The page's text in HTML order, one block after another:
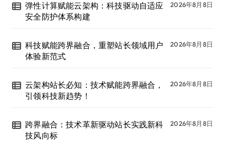
弹性计算赋能云架构：科技驱动自适应
安全防护体系构建
2026年8月8日
科技赋能跨界融合，重塑站长领域用户
体验新范式
2026年8月8日
云架构站长必知：技术赋能跨界融合，
引领科技新趋势！
2026年8月8日
跨界融合：技术革新驱动站长实践新科
技风向标
2026年8月8日